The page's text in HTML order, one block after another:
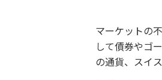
マーケットの
して債券やゴ
の通貨、スイ